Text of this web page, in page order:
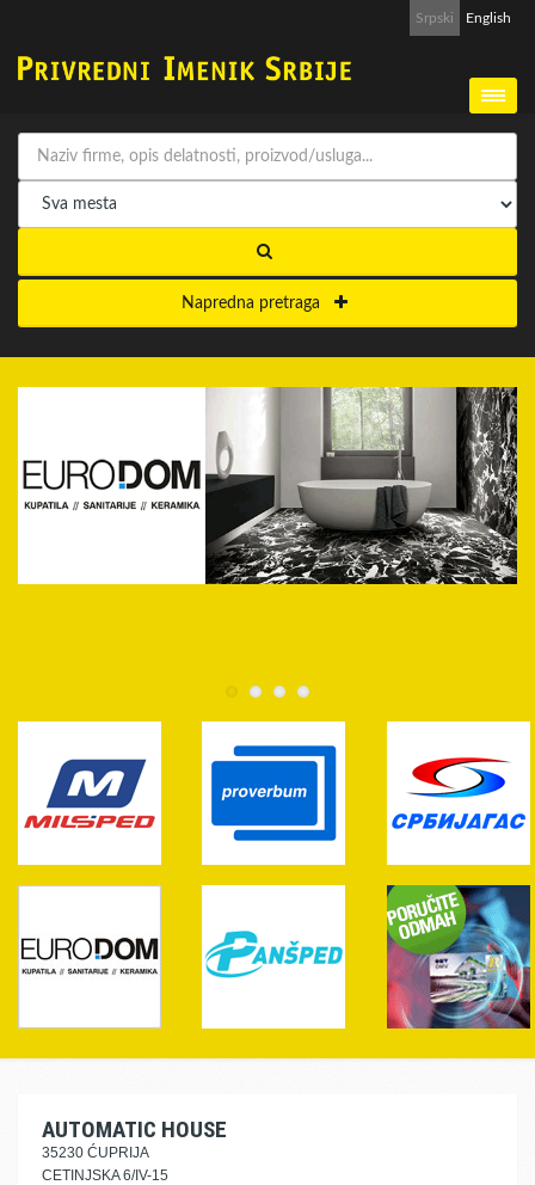
Srpski English
Napredna pretraga
AUTOMATIC HOUSE
35230 ĆUPRIJA
CETINJSKA 6/IV-15